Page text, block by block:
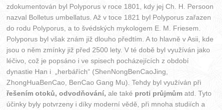
zdokumentován byl Polyporus v roce 1801, kdy jej Ch. H. Persoon
nazval Bolletus umbellatus. Až v toce 1821 byl Polyporus zařazen
do rodu Polyporus, a to švédských mykologem E. M. Friesem.
Polyporus byl však znám již dlouho předtím. A to hlavně v Asii, kde
jsou o něm zmínky již před 2500 lety. V té době byl využíván jako
léčivo, což je popsáno i ve spisech pocházejících z období
dynastie Han i „herbářích“ (ShenNongBenCaoJing,
ZhongHuaBenCao, BenCao Gang Mu). Tehdy byl využíván při
řešením otoků, odvodňování, ale také proti průjmům atd. Tyto
účinky byly potvrzeny i díky moderní vědě, při mnoha studiích a